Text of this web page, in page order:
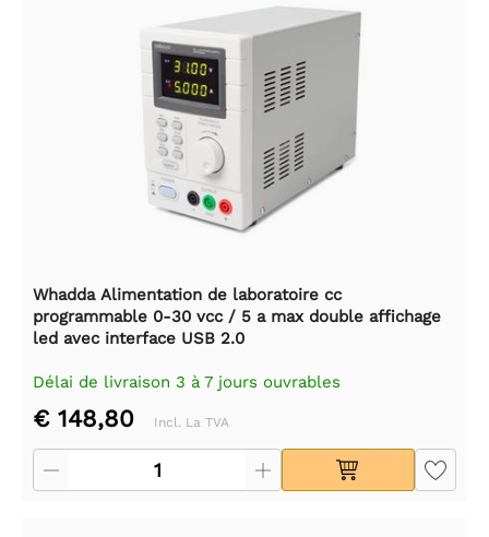
Whadda Alimentation de laboratoire cc
programmable 0-30 vcc / 5 a max double affichage
led avec interface USB 2.0
Délai de livraison 3 à 7 jours ouvrables
€ 148,80 Incl. La TVA